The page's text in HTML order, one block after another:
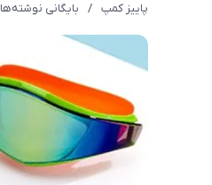
پاییز کمپ / بایگانی نوشته‌ها